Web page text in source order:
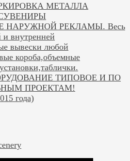
МЕТАЛЛА
НАРУЖНОЙ РЕКЛАМЫ. Весь
и внутренней
вывески любой
короба,объемные
ТИПОВОЕ И ПО
ПРОЕКТАМ!
года)